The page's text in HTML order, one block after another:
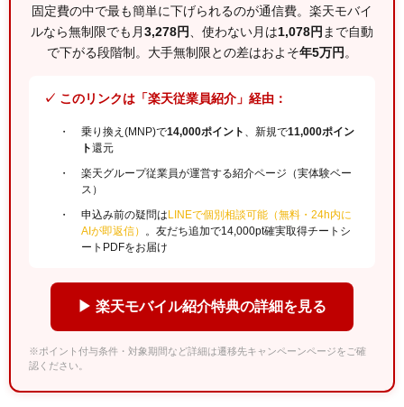
固定費の中で最も簡単に下げられるのが通信費。楽天モバイ
ルなら無制限でも月3,278円 、使わない月は1,078円 まで自動
で下がる段階制。大手無制限との差はおよそ年5万円 。
✓ このリンクは「楽天従業員紹介」経由：
乗り換え(MNP)で14,000ポイント 、新規で11,000ポイン
ト還元
楽天グループ従業員が運営する紹介ページ（実体験ベー
ス）
申込み前の疑問はLINEで個別相談可能（無料・24h内に
AIが即返信）
。友だち追加で14,000pt確実取得チートシ
ートPDFをお届け
▶ 楽天モバイル紹介特典の詳細を見る
※ポイント付与条件・対象期間など詳細は遷移先キャンペーンページをご確
認ください。